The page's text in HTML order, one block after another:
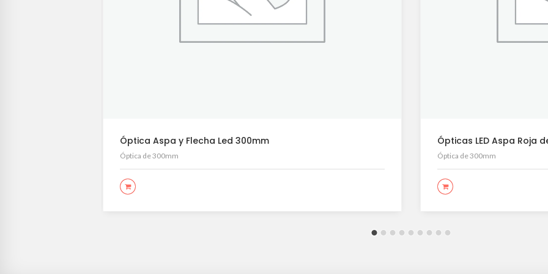
Óptica Aspa y Flecha Led 300mm
Óptica de 300mm
LEER MÁS
Ópticas LED Aspa Roja
Óptica de 300mm
LEER MÁS